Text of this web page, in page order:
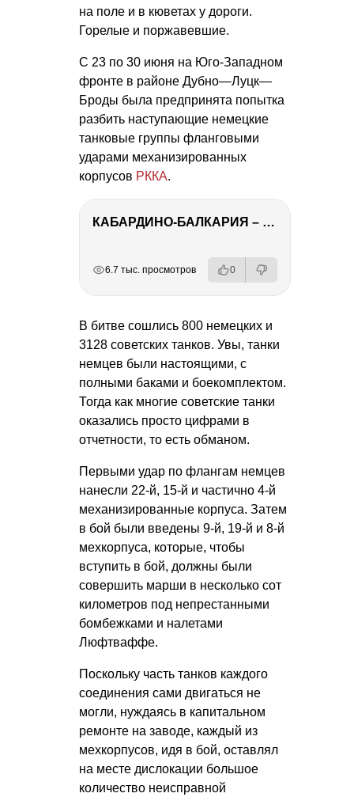
на поле и в кюветах у дороги.
Горелые и поржавевшие.
С 23 по 30 июня на Юго-Западном
фронте в районе Дубно—Луцк—
Броды была предпринята попытка
разбить наступающие немецкие
танковые группы фланговыми
ударами механизированных
корпусов РККА.
КАБАРДИНО-БАЛКАРИЯ – ПУТЕШЕСТВИЕ НА КАВКАЗ часть 3
6.7 тыс. просмотров 0
В битве сошлись 800 немецких и
3128 советских танков. Увы, танки
немцев были настоящими, с
полными баками и боекомплектом.
Тогда как многие советские танки
оказались просто цифрами в
отчетности, то есть обманом.
Первыми удар по флангам немцев
нанесли 22-й, 15-й и частично 4-й
механизированные корпуса. Затем
в бой были введены 9-й, 19-й и 8-й
мехкорпуса, которые, чтобы
вступить в бой, должны были
совершить марши в несколько сот
километров под непрестанными
бомбежками и налетами
Люфтваффе.
Поскольку часть танков каждого
соединения сами двигаться не
могли, нуждаясь в капитальном
ремонте на заводе, каждый из
мехкорпусов, идя в бой, оставлял
на месте дислокации большое
количество неисправной